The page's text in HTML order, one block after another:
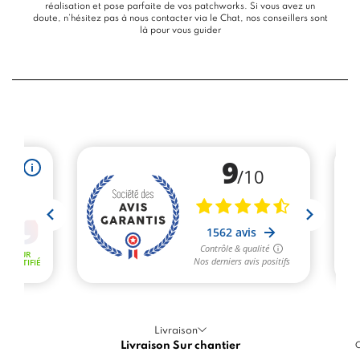
réalisation et pose parfaite de vos patchworks. Si vous avez un
doute, n’hésitez pas à nous contacter via le Chat, nos conseillers sont
là pour vous guider
Livraison
Livraison Sur chantier